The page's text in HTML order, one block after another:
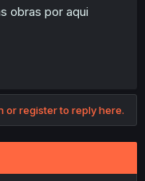
obras por aqui
or register to reply here.